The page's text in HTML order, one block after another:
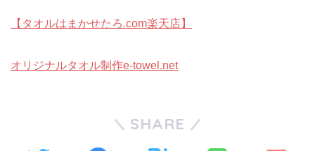
【タオルはまかせたろ.com楽天店】
オリジナルタオル制作e-towel.net
SHARE